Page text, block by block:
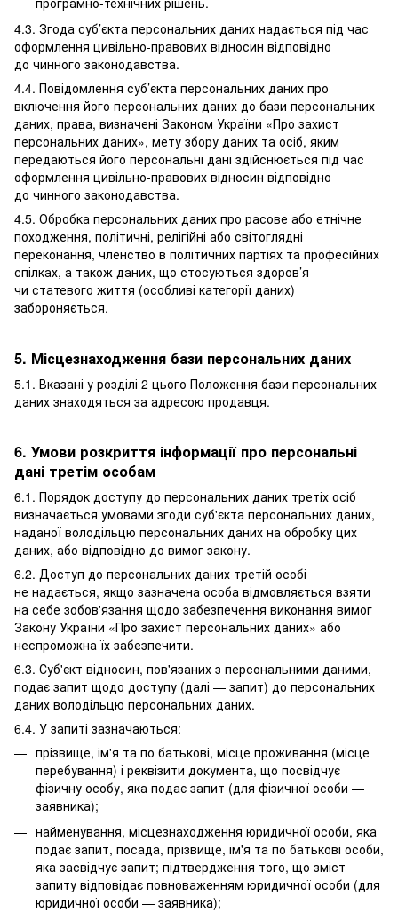
4.3. Згода суб’єкта персональних даних надається під час
оформлення цивільно-правових відносин відповідно
до чинного законодавства.
4.4. Повідомлення суб’єкта персональних даних про
включення його персональних даних до бази персональних
даних, права, визначені Законом України «Про захист
персональних даних», мету збору даних та осіб, яким
передаються його персональні дані здійснюється під час
оформлення цивільно-правових відносин відповідно
до чинного законодавства.
4.5. Обробка персональних даних про расове або етнічне
походження, політичні, релігійні або світоглядні
переконання, членство в політичних партіях та професійних
спілках, а також даних, що стосуються здоров’я
чи статевого життя (особливі категорії даних)
забороняється.
5. Місцезнаходження бази персональних даних
5.1. Вказані у розділі 2 цього Положення бази персональних
даних знаходяться за адресою продавця.
6. Умови розкриття інформації про персональні
дані третім особам
6.1. Порядок доступу до персональних даних третіх осіб
визначається умовами згоди суб'єкта персональних даних,
наданої володільцю персональних даних на обробку цих
даних, або відповідно до вимог закону.
6.2. Доступ до персональних даних третій особі
не надається, якщо зазначена особа відмовляється взяти
на себе зобов'язання щодо забезпечення виконання вимог
Закону України «Про захист персональних даних» або
неспроможна їх забезпечити.
6.3. Суб'єкт відносин, пов'язаних з персональними даними,
подає запит щодо доступу (далі — запит) до персональних
даних володільцю персональних даних.
6.4. У запиті зазначаються:
прізвище, ім'я та по батькові, місце проживання (місце
перебування) і реквізити документа, що посвідчує
фізичну особу, яка подає запит (для фізичної особи —
заявника);
найменування, місцезнаходження юридичної особи, яка
подає запит, посада, прізвище, ім'я та по батькові особи,
яка засвідчує запит; підтвердження того, що зміст
запиту відповідає повноваженням юридичної особи (для
юридичної особи — заявника);